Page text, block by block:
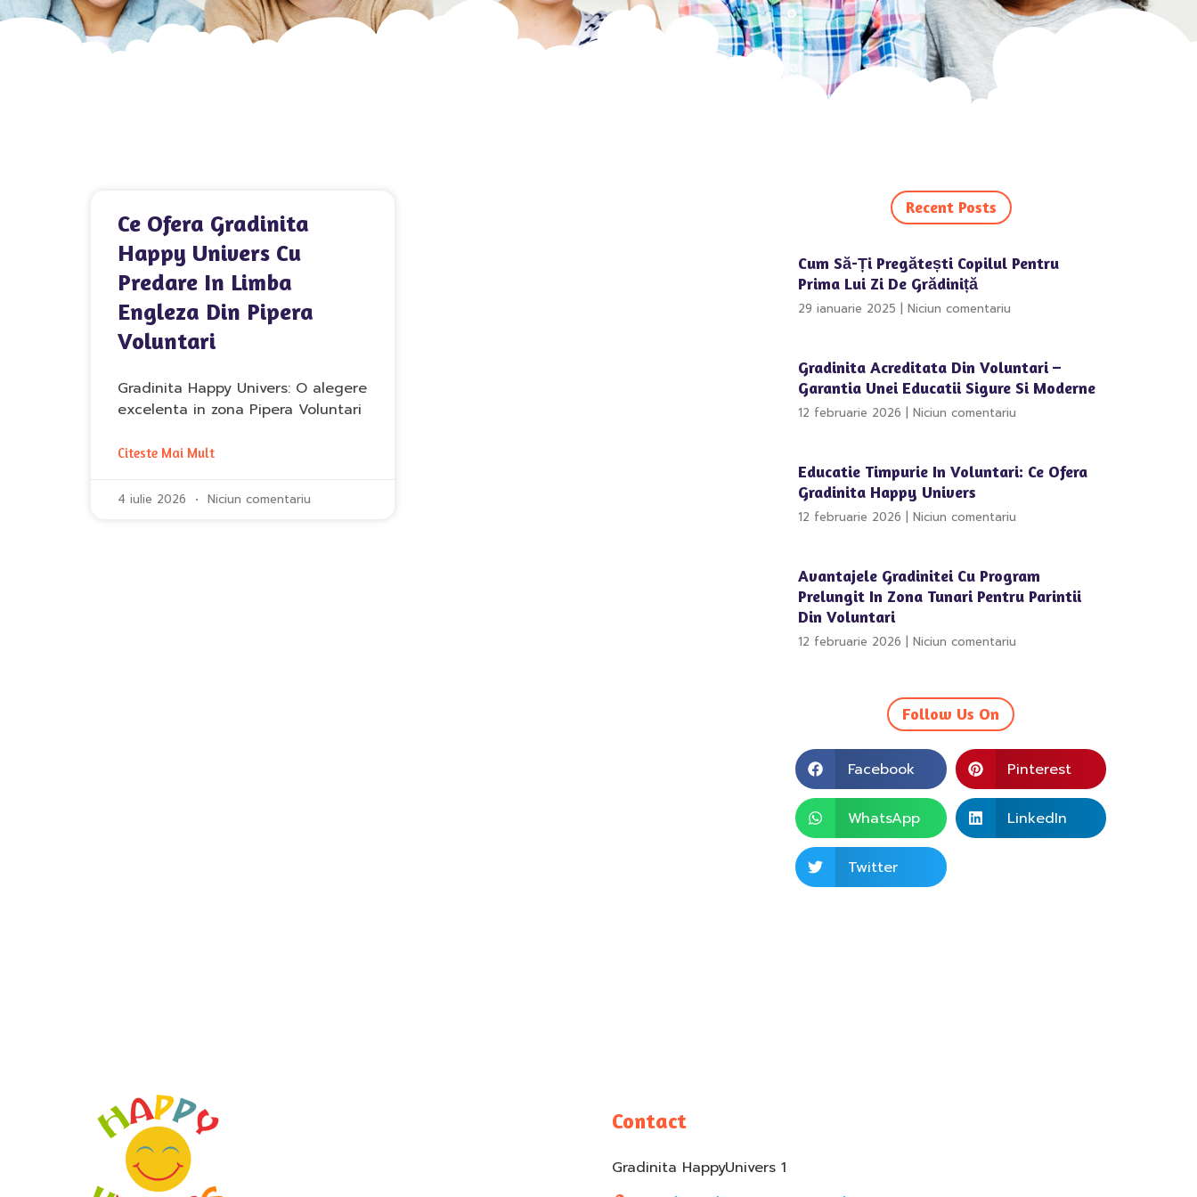
Ce Ofera Gradinita
Happy Univers Cu
Predare In Limba
Engleza Din Pipera
Voluntari
Gradinita Happy Univers: O alegere
excelenta in zona Pipera Voluntari
Citeste Mai Mult
4 iulie 2026 Niciun comentariu
Recent Posts
Cum Să-Ți Pregătești Copilul Pentru
Prima Lui Zi De Grădiniță
29 ianuarie 2025 Niciun comentariu
Gradinita Acreditata Din Voluntari –
Garantia Unei Educatii Sigure Si Moderne
12 februarie 2026 Niciun comentariu
Educatie Timpurie In Voluntari: Ce Ofera
Gradinita Happy Univers
12 februarie 2026 Niciun comentariu
Avantajele Gradinitei Cu Program
Prelungit In Zona Tunari Pentru Parintii
Din Voluntari
12 februarie 2026 Niciun comentariu
Follow Us On
Facebook Pinterest
WhatsApp LinkedIn
Twitter
Contact
Gradinita HappyUnivers 1